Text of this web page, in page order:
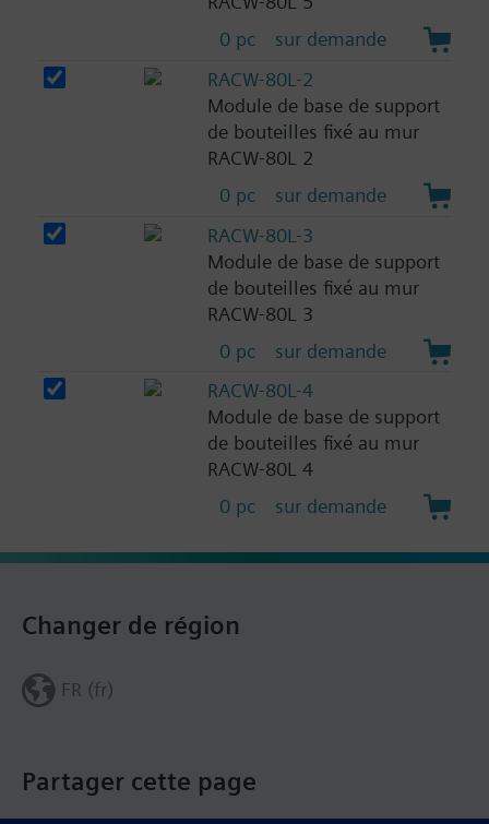
0 pc
sur demande
RACW-80L-2
Module de base de support
de bouteilles fixé au mur
RACW-80L 2
0 pc
sur demande
RACW-80L-3
Module de base de support
de bouteilles fixé au mur
RACW-80L 3
0 pc
sur demande
RACW-80L-4
Module de base de support
de bouteilles fixé au mur
RACW-80L 4
0 pc
sur demande
Partager cette page
Changer de région
FR (fr)